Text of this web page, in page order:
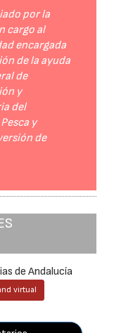
por la
cargo al
encargada
de la ayuda
de
y
del
y
de
de Andalucía
virtual